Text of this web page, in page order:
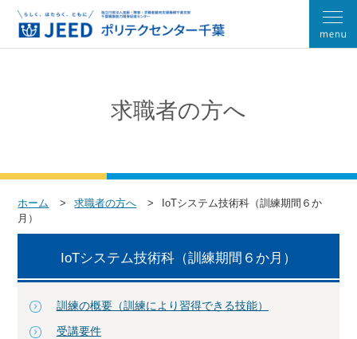
求職者の方へ
ホーム 求職者の方へ
IoTシステム技術科（訓練期間６か
月）
IoTシステム技術科（訓練期間６か月）
訓練の概要（訓練により習得できる技能）
受講要件